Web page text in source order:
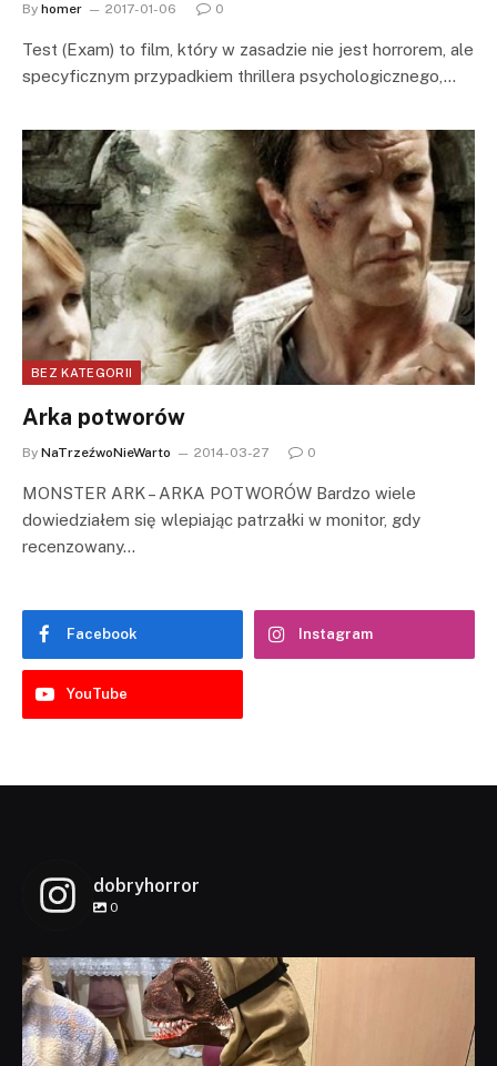
By homer 2017-01-06 0
Test (Exam) to film, który w zasadzie nie jest horrorem, ale
specyficznym przypadkiem thrillera psychologicznego,…
BEZ KATEGORII
Arka potworów
By NaTrzeźwoNieWarto 2014-03-27 0
MONSTER ARK – ARKA POTWORÓW Bardzo wiele
dowiedziałem się wlepiając patrzałki w monitor, gdy
recenzowany…
Facebook Instagram
YouTube
dobryhorror
0
dobryhorror
Lis 1